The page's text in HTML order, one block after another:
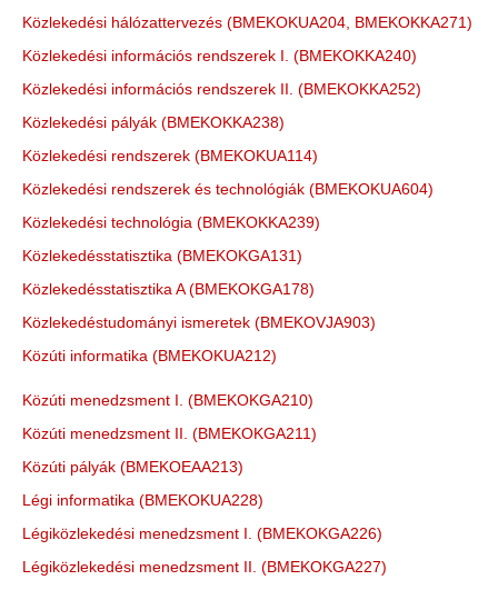
Közlekedési hálózattervezés (BMEKOKUA204, BMEKOKKA271)
Közlekedési információs rendszerek I. (BMEKOKKA240)
Közlekedési információs rendszerek II. (BMEKOKKA252)
Közlekedési pályák (BMEKOKKA238)
Közlekedési rendszerek (BMEKOKUA114)
Közlekedési rendszerek és technológiák (BMEKOKUA604)
Közlekedési technológia (BMEKOKKA239)
Közlekedésstatisztika (BMEKOKGA131)
Közlekedésstatisztika A (BMEKOKGA178)
Közlekedéstudományi ismeretek (BMEKOVJA903)
Közúti informatika (BMEKOKUA212)
Közúti menedzsment I. (BMEKOKGA210)
Közúti menedzsment II. (BMEKOKGA211)
Közúti pályák (BMEKOEAA213)
Légi informatika (BMEKOKUA228)
Légiközlekedési menedzsment I. (BMEKOKGA226)
Légiközlekedési menedzsment II. (BMEKOKGA227)